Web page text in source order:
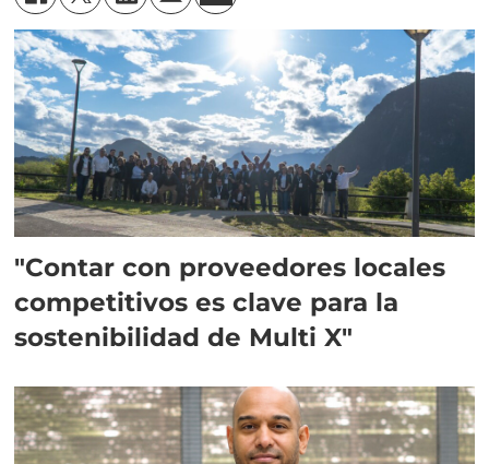
"Contar con proveedores locales
competitivos es clave para la
sostenibilidad de Multi X"